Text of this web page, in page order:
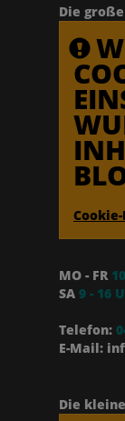
Die
MO - FR
SA 9 - 16
Telefon:
E-Mail:
Die